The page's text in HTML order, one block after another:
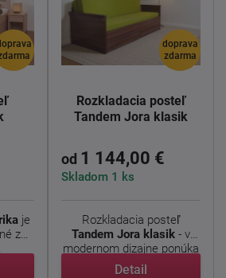
je
z
doprava
zdarma
Rozkladacia posteľ
Tandem Jora klasik
od 1 144,00 €
Skladom 1 ks
Rozkladacia posteľ
Tandem Jora klasik - v
modernom dizajne ponúka
...
Detail